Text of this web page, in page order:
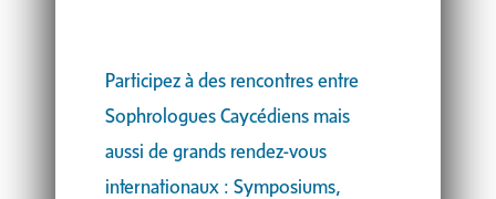
Participez à des rencontres entre
Sophrologues Caycédiens mais
aussi de grands rendez-vous
internationaux : Symposiums,